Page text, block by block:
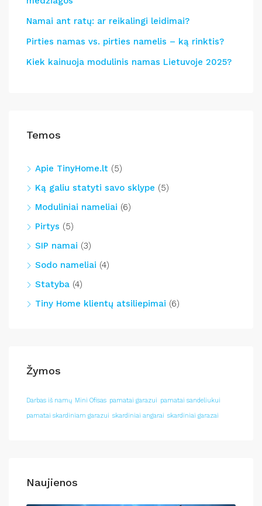
Namai ant ratų: ar reikalingi leidimai?
Pirties namas vs. pirties namelis – ką rinktis?
Kiek kainuoja modulinis namas Lietuvoje 2025?
Temos
Apie TinyHome.lt (5)
Ką galiu statyti savo sklype (5)
Moduliniai nameliai (6)
Pirtys (5)
SIP namai (3)
Sodo nameliai (4)
Statyba (4)
Tiny Home klientų atsiliepimai (6)
Žymos
Darbas iš namų Mini Ofisas pamatai garazui pamatai sandeliukui
pamatai skardiniam garazui skardiniai angarai skardiniai garazai
Naujienos